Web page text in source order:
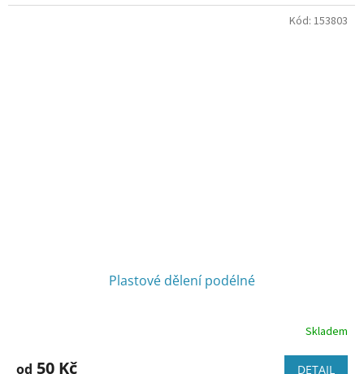
Plastové dělení podélné
Skladem
od 50 Kč DETAIL
Kód: 153803